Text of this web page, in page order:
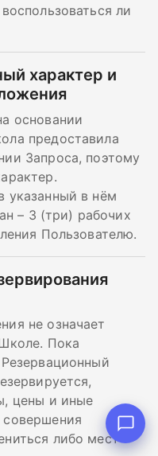
ли
характер и
основании
предоставила
Запроса, поэтому
указанный в нём
– 3 (три) рабочих
Пользователю.
не означает
Пока
цены и иные
либо мест